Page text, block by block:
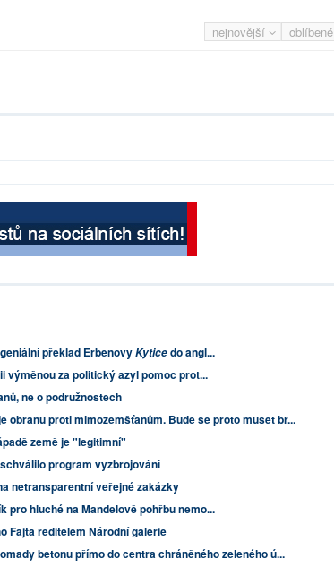
nejnovější oblíbené
překlad ErbenovyKyticedo angl...
výměnou za politický azyl pomoc prot...
ne o podružnostech
obranu proti mimozemšťanům. Bude se proto muset br...
země je "legitimní"
program vyzbrojování
netransparentní veřejné zakázky
pro hluché na Mandelově pohřbu nemo...
Fajta ředitelem Národní galerie
betonu přímo do centra chráněného zeleného ú...